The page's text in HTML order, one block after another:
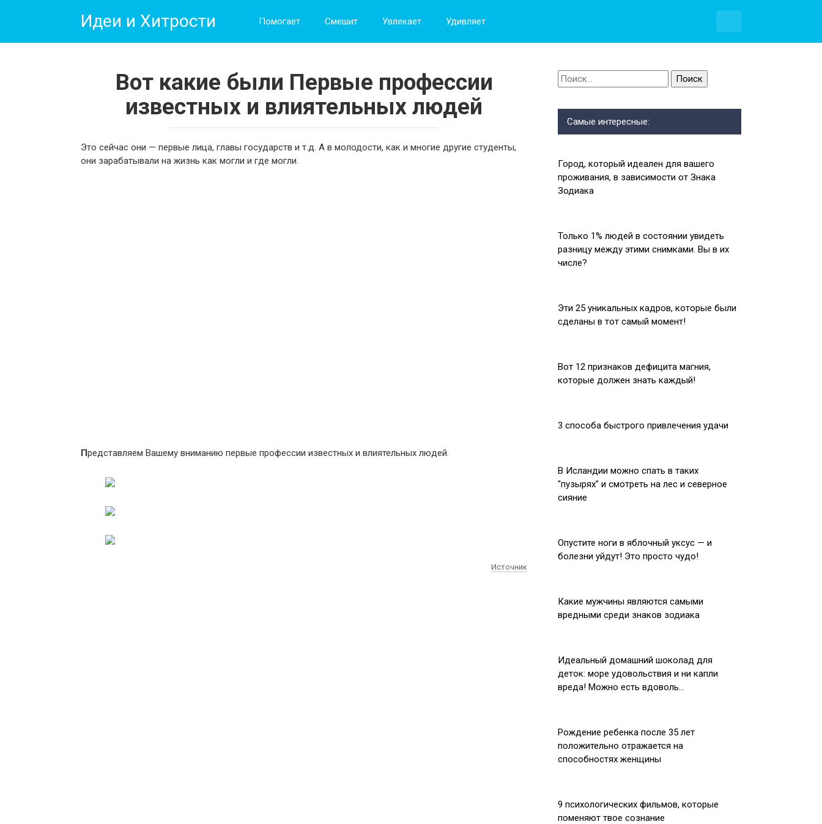
Идеи и Хитрости Помогает Смешит Увлекает Удивляет
Вот какие были Первые профессии
известных и влиятельных людей
Это сейчас они — первые лица, главы государств и т.д. А в молодости, как и многие другие студенты,
они зарабатывали на жизнь как могли и где могли.
Представляем Вашему вниманию первые профессии известных и влиятельных людей.
Источник
Найти:
Самые интересные:
Город, который идеален для вашего
проживания, в зависимости от Знака
Зодиака
Только 1% людей в состоянии увидеть
разницу между этими снимками. Вы в их
числе?
Эти 25 уникальных кадров, которые были
сделаны в тот самый момент!
Вот 12 признаков дефицита магния,
которые должен знать каждый!
3 способа быстрого привлечения удачи
В Исландии можно спать в таких
″пузырях″ и смотреть на лес и северное
сияние
Опустите ноги в яблочный уксус — и
болезни уйдут! Это просто чудо!
Какие мужчины являются самыми
вредными среди знаков зодиака
Идеальный домашний шоколад для
деток: море удовольствия и ни капли
вреда! Можно есть вдоволь…
Рождение ребенка после 35 лет
положительно отражается на
способностях женщины
9 психологических фильмов, которые
поменяют твое сознание